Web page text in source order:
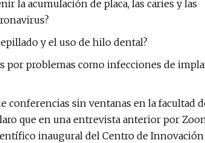
la acumulación de placa, las caries y las
y el uso de hilo dental?
por problemas como infecciones de
conferencias sin ventanas en la facultad
que en una entrevista anterior por
inaugural del Centro de